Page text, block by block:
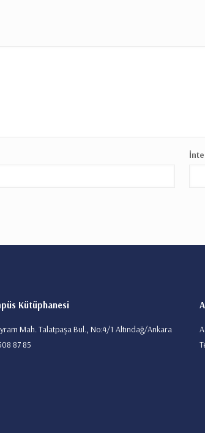
Kütüphanesi
Mah. Talatpaşa Bul., No:4/1 Altındağ/Ankara
87 85